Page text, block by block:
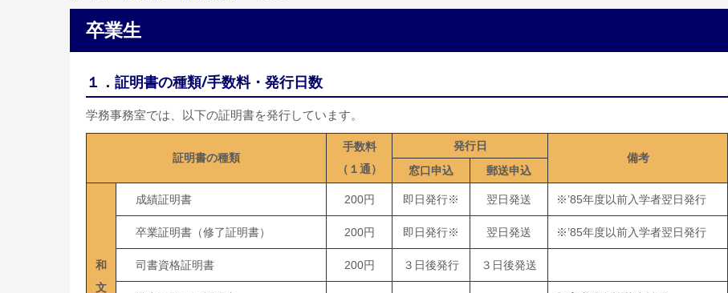
卒業生
１．証明書の種類/手数料・発行日数
学務事務室では、以下の証明書を発行しています。
証明書の種類
手数料
（１通）
発行日
備考
窓口申込
郵送申込
和
文
成績証明書 200円 即日発行※ 翌日発送 ※’85年度以前入学者翌日発行
卒業証明書（修了証明書） 200円 即日発行※ 翌日発送 ※’85年度以前入学者翌日発行
司書資格証明書 200円 ３日後発行 ３日後発送